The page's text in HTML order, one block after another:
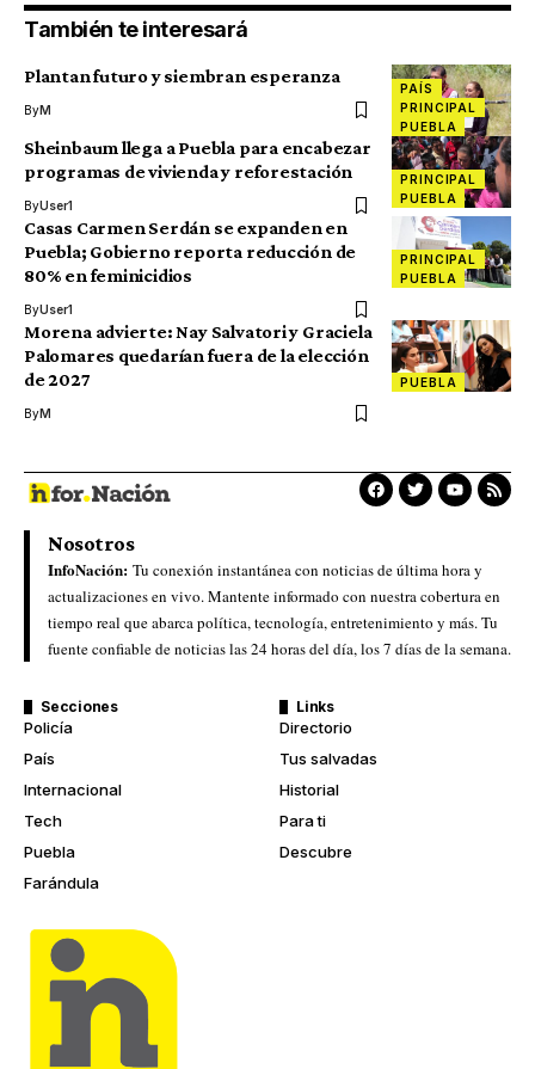
También te interesará
PAÍS
PRINCIPAL
PUEBLA
Plantan futuro y siembran esperanza
ByM
PRINCIPAL
PUEBLA
Sheinbaum llega a Puebla para encabezar
programas de vivienda y reforestación
ByUser1
PRINCIPAL
PUEBLA
Casas Carmen Serdán se expanden en
Puebla; Gobierno reporta reducción de
80% en feminicidios
ByUser1
PUEBLA
Morena advierte: Nay Salvatori y Graciela
Palomares quedarían fuera de la elección
de 2027
ByM
Nosotros
InfoNación: Tu conexión instantánea con noticias de última hora y
actualizaciones en vivo. Mantente informado con nuestra cobertura en
tiempo real que abarca política, tecnología, entretenimiento y más. Tu
fuente confiable de noticias las 24 horas del día, los 7 días de la semana.
Secciones
Policía
País
Internacional
Tech
Puebla
Farándula
Links
Directorio
Tus salvadas
Historial
Para ti
Descubre